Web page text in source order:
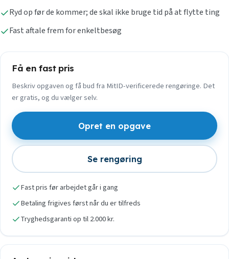
Ryd op før de kommer; de skal ikke bruge tid på at flytte ting
Fast aftale frem for enkeltbesøg
Få en fast pris
Beskriv opgaven og få bud fra MitID-verificerede rengøringe. Det
er gratis, og du vælger selv.
Opret en opgave
Se rengøring
Fast pris før arbejdet går i gang
Betaling frigives først når du er tilfreds
Tryghedsgaranti op til 2.000 kr.